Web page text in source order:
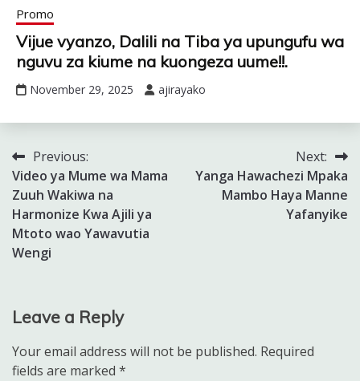
Promo
Vijue vyanzo, Dalili na Tiba ya upungufu wa
nguvu za kiume na kuongeza uume!!.
November 29, 2025 ajirayako
Post
navigation
Previous:
Video ya Mume wa Mama
Zuuh Wakiwa na
Harmonize Kwa Ajili ya
Mtoto wao Yawavutia
Wengi
Next:
Yanga Hawachezi Mpaka
Mambo Haya Manne
Yafanyike
Leave a Reply
Your email address will not be published. Required
fields are marked *